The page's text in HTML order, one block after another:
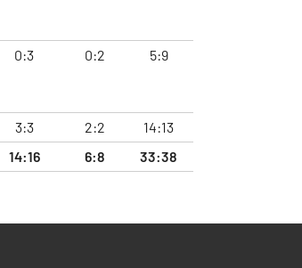
0:3 0:2 5:9
3:3 2:2
14:13
14:16 6:8 33:38